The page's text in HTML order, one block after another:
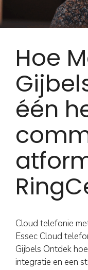
Hoe
één
Cloud telefonie
Essec Cloud
Gijbels Ontdek
integratie en een